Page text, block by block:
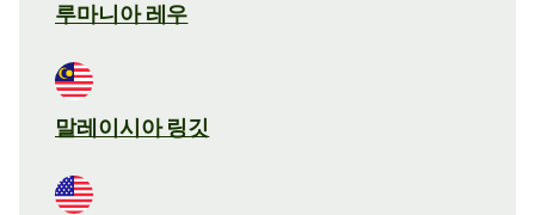
루마니아 레우
말레이시아 링깃